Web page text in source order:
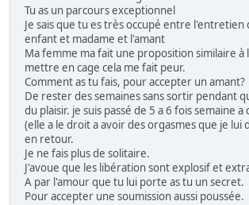
Tu as un parcours exceptionnel
Je sais que tu es très occupé entre l'entretien
enfant et madame et l'amant
Ma femme ma fait une proposition similaire à
mettre en cage cela me fait peur.
Comment as tu fais, pour accepter un amant?
De rester des semaines sans sortir pendant
du plaisir. je suis passé de 5 a 6 fois semaine
(elle a le droit a avoir des orgasmes que je lui
en retour.
Je ne fais plus de solitaire.
J'avoue que les libération sont explosif et
A par l'amour que tu lui porte as tu un secret.
Pour accepter une soumission aussi poussée.